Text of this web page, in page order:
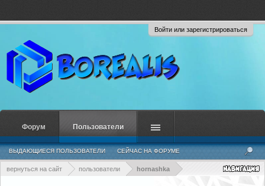
Войти или зарегистрироваться
вернуться на сайт пользователи hornashka
Форум Пользователи
ВЫДАЮЩИЕСЯ ПОЛЬЗОВАТЕЛИ СЕЙЧАС НА ФОРУМЕ
НЕДАВНЯЯ АКТИВНОСТЬ НОВЫЕ СООБЩЕНИЯ ПРОФИЛЯ